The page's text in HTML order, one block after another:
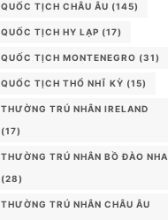
QUỐC TỊCH CHÂU ÂU (145)
QUỐC TỊCH HY LẠP (17)
QUỐC TỊCH MONTENEGRO (31)
QUỐC TỊCH THỔ NHĨ KỲ (15)
THƯỜNG TRÚ NHÂN IRELAND
(17)
THƯỜNG TRÚ NHÂN BỒ ĐÀO NHA
(28)
THƯỜNG TRÚ NHÂN CHÂU ÂU